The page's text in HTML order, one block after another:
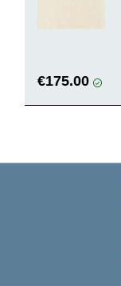
€175.00